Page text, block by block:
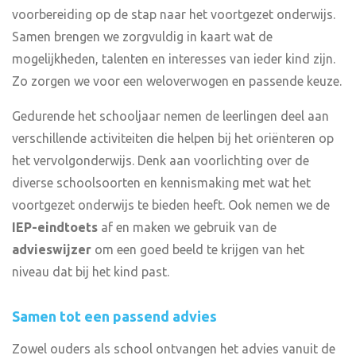
voorbereiding op de stap naar het voortgezet onderwijs.
Samen brengen we zorgvuldig in kaart wat de
mogelijkheden, talenten en interesses van ieder kind zijn.
Zo zorgen we voor een weloverwogen en passende keuze.
Gedurende het schooljaar nemen de leerlingen deel aan
verschillende activiteiten die helpen bij het oriënteren op
het vervolgonderwijs. Denk aan voorlichting over de
diverse schoolsoorten en kennismaking met wat het
voortgezet onderwijs te bieden heeft. Ook nemen we de
IEP-eindtoets af en maken we gebruik van de
advieswijzer om een goed beeld te krijgen van het
niveau dat bij het kind past.
Samen tot een passend advies
Zowel ouders als school ontvangen het advies vanuit de